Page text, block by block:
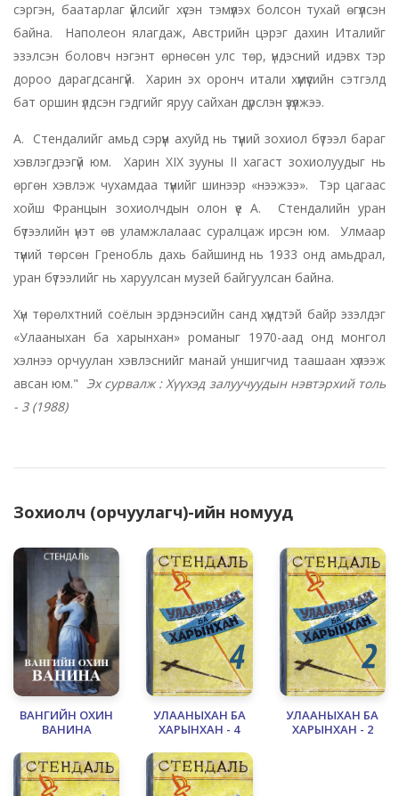
сэргэн, баатарлаг үйлсийг хүсэн тэмүүлэх болсон тухай өгүүлсэн
байна. Наполеон ялагдаж, Австрийн цэрэг дахин Италийг
эзэлсэн боловч нэгэнт өрнөсөн улс төр, үндэсний идэвх тэр
дороо дарагдсангүй. Харин эх оронч итали хүмүүсийн сэтгэлд
бат оршин үлдсэн гэдгийг яруу сайхан дүрслэн үзүүлжээ.
А. Стендалийг амьд сэрүүн ахуйд нь түүний зохиол бүтээл бараг
хэвлэгдээгүй юм. Харин XIX зууны II хагаст зохиолуудыг нь
өргөн хэвлэж чухамдаа түүнийг шинээр «нээжээ». Тэр цагаас
хойш Францын зохиолчдын олон үе А. Стендалийн уран
бүтээлийн үнэт өв уламжлалаас суралцаж ирсэн юм. Улмаар
түүний төрсөн Гренобль дахь байшинд нь 1933 онд амьдрал,
уран бүтээлийг нь харуулсан музей байгуулсан байна.
Хүн төрөлхтний соёлын эрдэнэсийн санд хүндтэй байр эзэлдэг
«Улааныхан ба харынхан» романыг 1970-аад онд монгол
хэлнээ орчуулан хэвлэснийг манай уншигчид таашаан хүлээж
авсан юм." Эх сурвалж : Хүүхэд залуучуудын нэвтэрхий толь
- 3 (1988)
Зохиолч (орчуулагч)-ийн номууд
ВАНГИЙН ОХИН
ВАНИНА
УЛААНЫХАН БА
ХАРЫНХАН - 4
УЛААНЫХАН БА
ХАРЫНХАН - 2